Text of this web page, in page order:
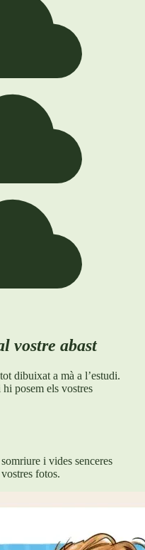
vostre abast
dibuixat a mà a l’estudi.
posem els vostres
i vides senceres
fotos.